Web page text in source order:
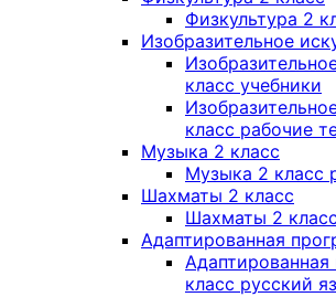
Физкультура 2
Изобразительное
класс учебники
класс рабочие
Музыка 2 класс
Музыка 2 класс
Шахматы 2 класс
Шахматы 2
Адаптированная
класс русский